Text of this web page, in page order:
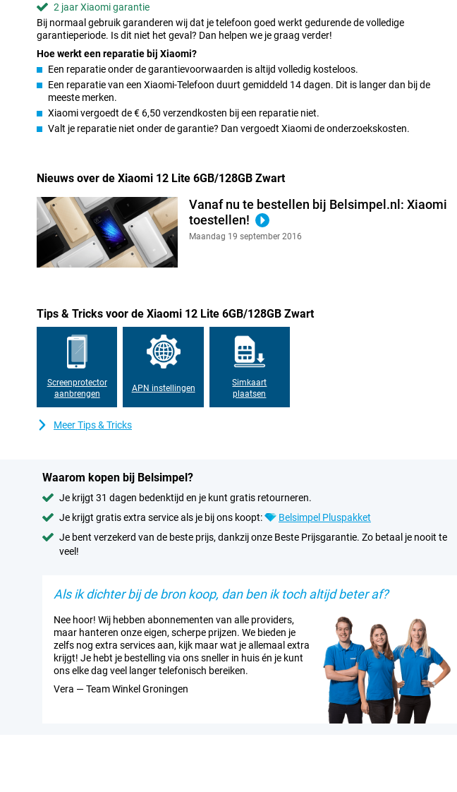
Met je telefoon afrekenen in plaats van met een pinpas
Met de ingebouwde NFC chip in deze telefoon, kun je je telefoon tijdens het afrekenen boven of
naast de betaalautomaat houden in plaats van een pinpas. Op het toestel is het mogelijk om 5G
netwerk te ontvangen. Met 5G netwerk ben je verzekerd van heel snel internet op je telefoon.
AMOLED-display, dat is te zien
Als je veel filmpjes bekijkt of games op je telefoon gebruikt, dan is een AMOLED scherm daarbij aan
te raden. Een dergelijk type scherm zorgt voor een vloeiend beeld en goede kleurcontrasten.
Deze telefoon heeft in totaal drie camera's achterop, waardoor je net even wat meer functies tot je
beschikking hebt. Als je graag foto's maakt is een goede hoofdlens op je telefoon natuurlijk
onmisbaar. Deze 108-camera maakt in de meeste situaties prima foto's die je zonder problemen
naar anderen stuurt en op social media plaatst.. Daarnaast zorgen de ultra-groothoek- en macro
lenzen ook voor nog meer opties bij het schieten van plaatjes!
2 jaar Xiaomi garantie
Bij normaal gebruik garanderen wij dat je telefoon goed werkt gedurende de volledige
garantieperiode. Is dit niet het geval? Dan helpen we je graag verder!
Hoe werkt een reparatie bij Xiaomi?
Een reparatie onder de garantievoorwaarden is altijd volledig kosteloos.
Een reparatie van een Xiaomi-Telefoon duurt gemiddeld 14 dagen. Dit is langer dan bij de
meeste merken.
Xiaomi vergoedt de € 6,50 verzendkosten bij een reparatie niet.
Valt je reparatie niet onder de garantie? Dan vergoedt Xiaomi de onderzoekskosten.
Nieuws over de Xiaomi 12 Lite 6GB/128GB Zwart
Vanaf nu te bestellen bij Belsimpel.nl: Xiaomi
toestellen!
Maandag 19 september 2016
Tips & Tricks voor de Xiaomi 12 Lite 6GB/128GB Zwart
Screenprotector
aanbrengen
APN instellingen
Simkaart
plaatsen
Meer Tips & Tricks
Waarom kopen bij Belsimpel?
Je krijgt 31 dagen bedenktijd en je kunt gratis retourneren.
Je krijgt gratis extra service als je bij ons koopt:
Belsimpel Pluspakket
Je bent verzekerd van de beste prijs, dankzij onze Beste Prijsgarantie. Zo betaal je nooit te
veel!
Als ik dichter bij de bron koop, dan ben ik toch altijd beter af?
Nee hoor! Wij hebben abonnementen van alle providers,
maar hanteren onze eigen, scherpe prijzen. We bieden je
zelfs nog extra services aan, kijk maar wat je allemaal extra
krijgt! Je hebt je bestelling via ons sneller in huis én je kunt
ons elke dag veel langer telefonisch bereiken.
Vera — Team Winkel Groningen